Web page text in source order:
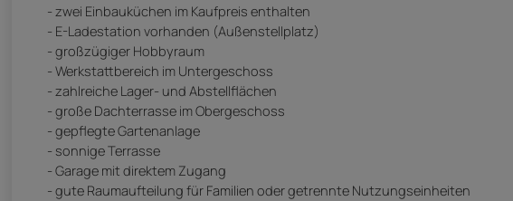
- zwei Einbauküchen im Kaufpreis enthalten
- E-Ladestation vorhanden (Außenstellplatz)
- großzügiger Hobbyraum
- Werkstattbereich im Untergeschoss
- zahlreiche Lager- und Abstellflächen
- große Dachterrasse im Obergeschoss
- gepflegte Gartenanlage
- sonnige Terrasse
- Garage mit direktem Zugang
- gute Raumaufteilung für Familien oder getrennte Nutzungseinheiten